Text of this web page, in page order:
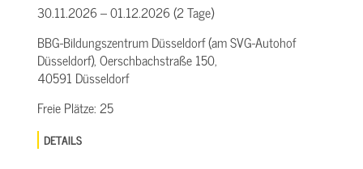
30.11.2026 – 01.12.2026 (2 Tage)
BBG-Bildungszentrum Düsseldorf (am SVG-Autohof
Düsseldorf), Oerschbachstraße 150,
40591 Düsseldorf
Freie Plätze:25
DETAILS